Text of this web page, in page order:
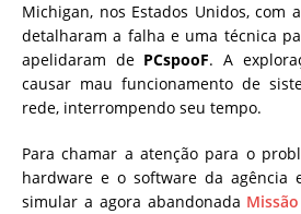
Michigan, nos Estados Unidos, com
detalharam a falha e uma técnica
apelidaram de PCspooF. A
causar mau funcionamento de
rede, interrompendo seu tempo.
Para chamar a atenção para o
hardware e o software da agência
simular a agora abandonada